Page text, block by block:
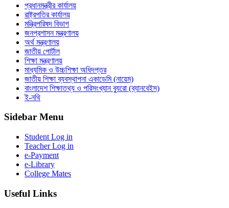
প্রধানমন্ত্রীর কার্যালয়
রাষ্ট্রপতির কার্যালয়
মন্ত্রিপরিষদ বিভাগ
জনপ্রশাসন মন্ত্রণালয়
অর্থ মন্ত্রণালয়
জাতীয় পোর্টাল
শিক্ষা মন্ত্রণালয়
মাধ্যমিক ও উচ্চশিক্ষা অধিদপ্তর
জাতীয় শিক্ষা ব্যবস্থাপনা একাডেমি (নায়েম)
বাংলাদেশ শিক্ষাতথ্য ও পরিসংখ্যান ব্যুরো (ব্যানবেইস)
ই-নথি
Sidebar Menu
Student Log in
Teacher Log in
e-Payment
e-Library
College Mates
Useful Links